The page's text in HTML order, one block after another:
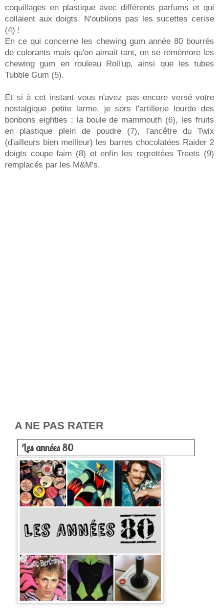
coquillages en plastique avec différents parfums et qui
collaient aux doigts. N'oublions pas les sucettes cerise
(4) !
En ce qui concerne les chewing gum année 80 bourrés
de colorants mais qu'on aimait tant, on se remémore les
chewing gum en rouleau Roll'up, ainsi que les tubes
Tubble Gum (5).
Et si à cet instant vous n'avez pas encore versé votre
nostalgique petite larme, je sors l'artillerie lourde des
bonbons eighties : la boule de mammouth (6), les fruits
en plastique plein de poudre (7), l'ancêtre du Twix
(d'ailleurs bien meilleur) les barres chocolatées Raider 2
doigts coupe faim (8) et enfin les regrettées Treets (9)
remplacés par les M&M's.
A NE PAS RATER
Les années 80